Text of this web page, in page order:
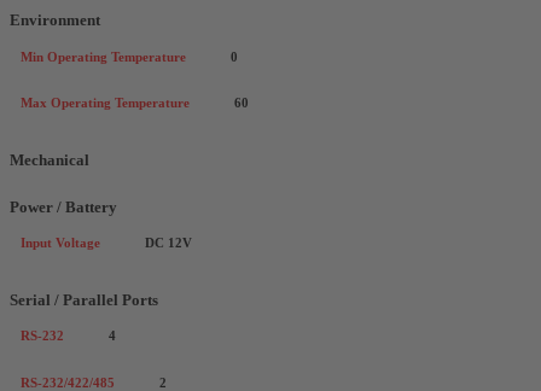
Environment
Min Operating Temperature 0
Max Operating Temperature 60
Mechanical
Power / Battery
Input Voltage DC 12V
Serial / Parallel Ports
RS-232 4
RS-232/422/485 2